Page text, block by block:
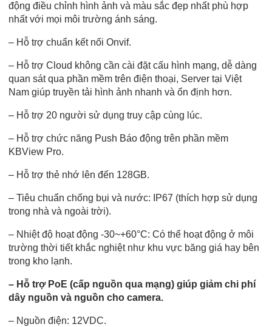
động điều chỉnh hình ảnh và màu sắc đẹp nhất phù hợp
nhất với mọi môi trường ánh sáng.
– Hỗ trợ chuẩn kết nối Onvif.
– Hỗ trợ Cloud không cần cài đặt cấu hình mạng, dễ dàng
quan sát qua phần mềm trên điện thoại, Server tại Việt
Nam giúp truyền tải hình ảnh nhanh và ổn định hơn.
– Hỗ trợ 20 người sử dụng truy cập cùng lúc.
– Hỗ trợ chức năng Push Báo động trên phần mềm
KBView Pro.
– Hỗ trợ thẻ nhớ lên đến 128GB.
– Tiêu chuẩn chống bụi và nước: IP67 (thích hợp sử dụng
trong nhà và ngoài trời).
– Nhiệt độ hoạt động -30~+60°C: Có thể hoạt động ở môi
trường thời tiết khắc nghiệt như khu vực băng giá hay bên
trong kho lạnh.
– Hỗ trợ PoE (cấp nguồn qua mạng) giúp giảm chi phí
dây nguồn và nguồn cho camera.
– Nguồn điện: 12VDC.